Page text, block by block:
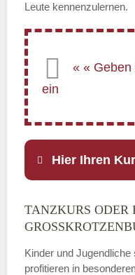
Leute kennenzulernen.
Hier Ihren
Name*
TANZKURS ODER
Kinder und
profitieren in